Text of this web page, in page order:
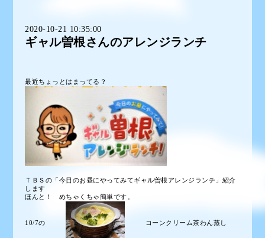
2020-10-21 10:35:00
ギャル曽根さんのアレンジランチ
最近ちょっとはまってる？
ＴＢＳの「今日のお昼にやってみてギャル曽根アレンジランチ」紹介
します
ほんと！ めちゃくちゃ簡単です。
10/7の コーンクリーム茶わん蒸し